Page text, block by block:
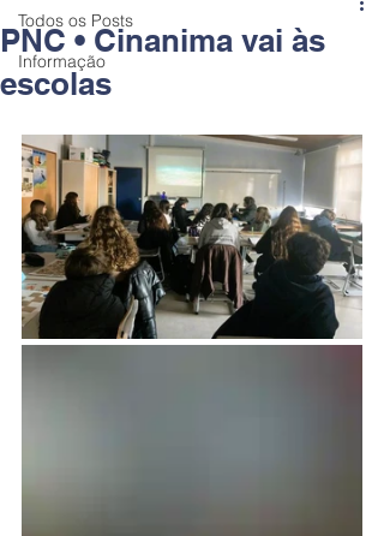
Todos os Posts
Informação
PNC • Cinanima vai às
escolas